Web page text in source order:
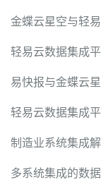
金蝶云星空与轻
轻易云数据集成
易快报与金蝶云
轻易云数据集成
制造业系统集成
多系统集成的数